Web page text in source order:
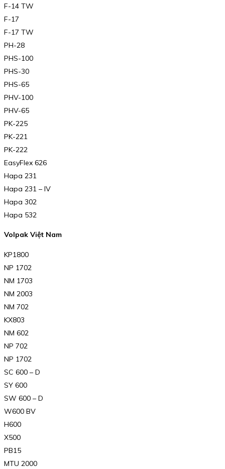
F-14 TW
F-17
F-17 TW
PH-28
PHS-100
PHS-30
PHS-65
PHV-100
PHV-65
PK-225
PK-221
PK-222
EasyFlex 626
Hapa 231
Hapa 231 – IV
Hapa 302
Hapa 532
Volpak Việt Nam
KP1800
NP 1702
NM 1703
NM 2003
NM 702
KX803
NM 602
NP 702
NP 1702
SC 600 – D
SY 600
SW 600 – D
W600 BV
H600
X500
PB15
MTU 2000